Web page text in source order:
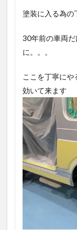
塗装に入る為の
30年前の車両
に。。。
ここを丁寧にや
効いて来ます